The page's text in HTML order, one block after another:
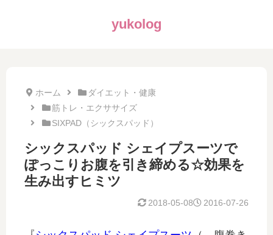
yukolog
ホーム
ダイエット・健康
筋トレ・エクササイズ
SIXPAD（シックスパッド）
シックスパッド シェイプスーツで
ぽっこりお腹を引き締める☆効果を
生み出すヒミツ
2016-07-26
2018-05-08